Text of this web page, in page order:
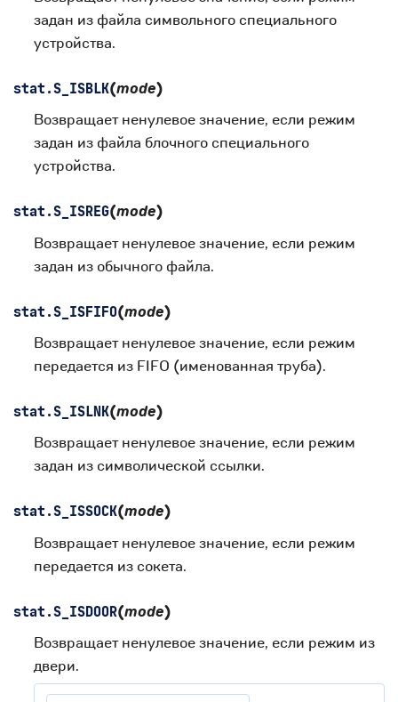
задан из файла символьного специального
устройства.
stat.S_ISBLK(mode)
Возвращает ненулевое значение, если режим
задан из файла блочного специального
устройства.
stat.S_ISREG(mode)
Возвращает ненулевое значение, если режим
задан из обычного файла.
stat.S_ISFIFO(mode)
Возвращает ненулевое значение, если режим
передается из FIFO (именованная труба).
stat.S_ISLNK(mode)
Возвращает ненулевое значение, если режим
задан из символической ссылки.
stat.S_ISSOCK(mode)
Возвращает ненулевое значение, если режим
передается из сокета.
stat.S_ISDOOR(mode)
Возвращает ненулевое значение, если режим из
двери.